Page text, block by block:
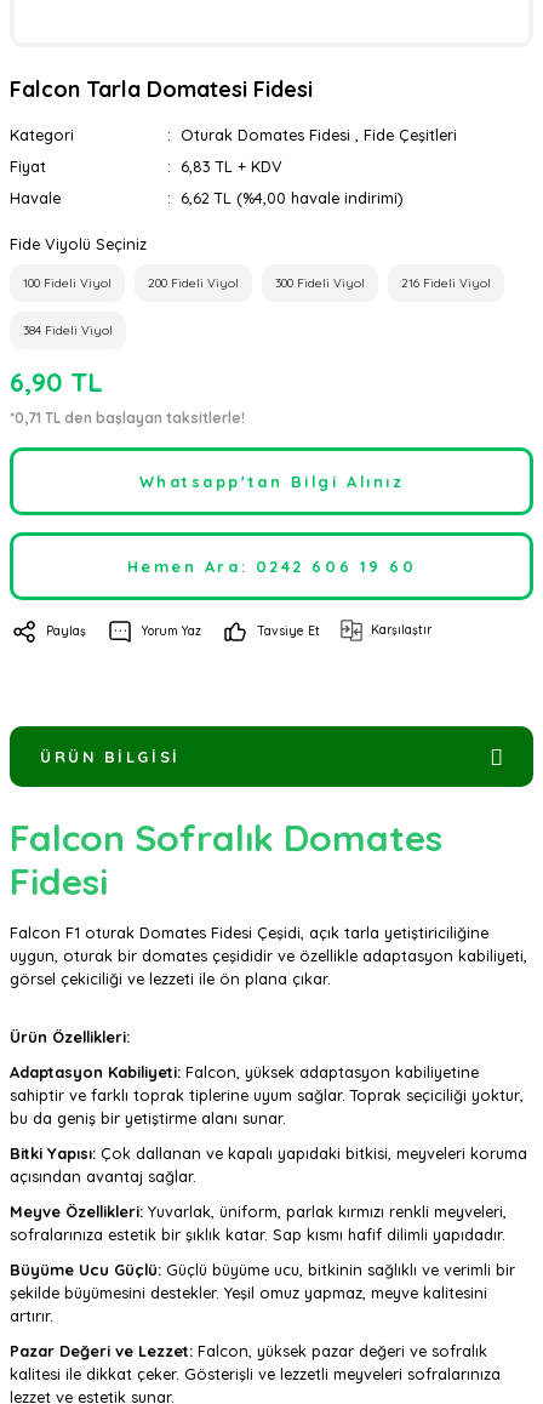
Falcon Tarla Domatesi Fidesi
Kategori Oturak Domates Fidesi
Fide Çeşitleri
Fiyat
6,83 TL + KDV
Havale
6,62 TL (%4,00 havale indirimi)
Fide Viyolü Seçiniz
100 Fideli Viyol 200 Fideli Viyol 300 Fideli Viyol 216 Fideli Viyol
384 Fideli Viyol
6,90 TL
*0,71 TL den başlayan taksitlerle!
Whatsapp'tan Bilgi Alınız
Hemen Ara: 0242 606 19 60
Paylaş Yorum Yaz Tavsiye Et Karşılaştır
ÜRÜN BILGISI
Falcon Sofralık Domates
Fidesi
Falcon F1 oturak Domates Fidesi Çeşidi, açık tarla yetiştiriciliğine
uygun, oturak bir domates çeşididir ve özellikle adaptasyon kabiliyeti,
görsel çekiciliği ve lezzeti ile ön plana çıkar.
Ürün Özellikleri:
Adaptasyon Kabiliyeti: Falcon, yüksek adaptasyon kabiliyetine
sahiptir ve farklı toprak tiplerine uyum sağlar. Toprak seçiciliği yoktur,
bu da geniş bir yetiştirme alanı sunar.
Bitki Yapısı: Çok dallanan ve kapalı yapıdaki bitkisi, meyveleri koruma
açısından avantaj sağlar.
Meyve Özellikleri: Yuvarlak, üniform, parlak kırmızı renkli meyveleri,
sofralarınıza estetik bir şıklık katar. Sap kısmı hafif dilimli yapıdadır.
Büyüme Ucu Güçlü: Güçlü büyüme ucu, bitkinin sağlıklı ve verimli bir
şekilde büyümesini destekler. Yeşil omuz yapmaz, meyve kalitesini
artırır.
Pazar Değeri ve Lezzet: Falcon, yüksek pazar değeri ve sofralık
kalitesi ile dikkat çeker. Gösterişli ve lezzetli meyveleri sofralarınıza
lezzet ve estetik sunar.